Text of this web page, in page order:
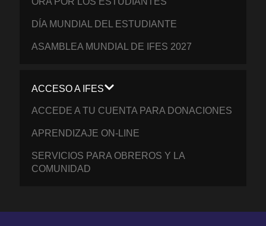
DÍA MUNDIAL DEL ESTUDIANTE
ASAMBLEA MUNDIAL DE IFES 2027
ACCESO A IFES
ACCEDE A TU CUENTA PARA DONACIONES
APRENDIZAJE ON-LINE
SERVICIOS PARA OBREROS Y LA
COMUNIDAD